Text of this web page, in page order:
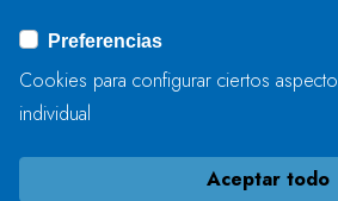
Preferencias
Cookies para configurar ciertos
individual
Aceptar todo